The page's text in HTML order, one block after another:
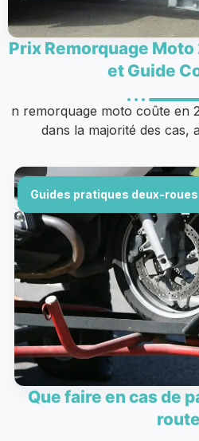
Prix Remorquage
et Guide
n remorquage moto coûte en
dans la majorité des cas,
Guides pratiques deux-roues
Que faire en cas de
route